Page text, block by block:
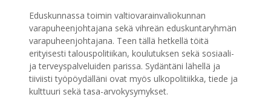
Eduskunnassa toimin valtiovarainvaliokunnan
varapuheenjohtajana sekä vihreän eduskuntaryhmän
varapuheenjohtajana. Teen tällä hetkellä töitä
erityisesti talouspolitiikan, koulutuksen sekä sosiaali-
ja terveyspalveluiden parissa. Sydäntäni lähellä ja
tiiviisti työpöydälläni ovat myös ulkopolitiikka, tiede ja
kulttuuri sekä tasa-arvokysymykset.